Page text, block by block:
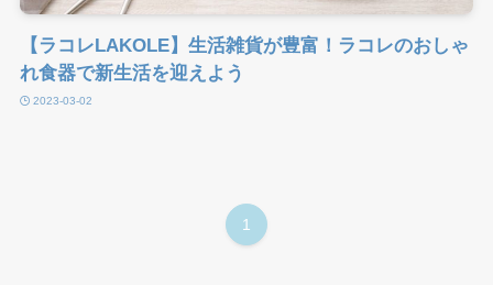
【ラコレLAKOLE】生活雑貨が豊富！ラコレのおしゃ
れ食器で新生活を迎えよう
2023-03-02
1